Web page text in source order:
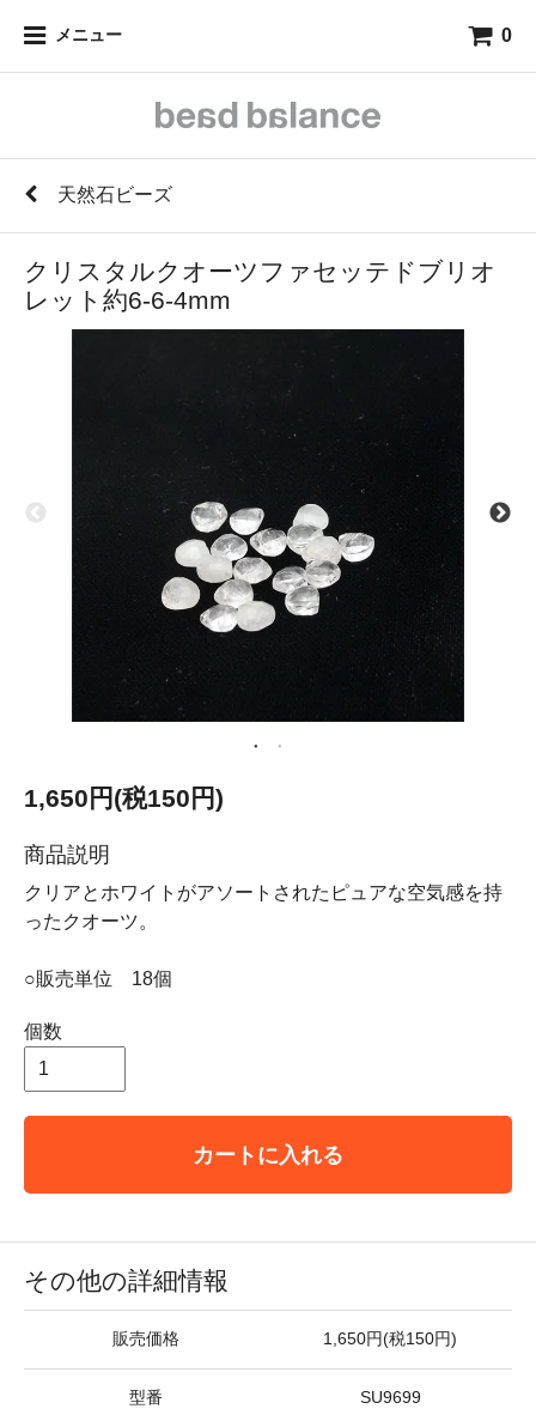
メニュー 0
天然石ビーズ
クリスタルクオーツファセッテドブリオ
レット約6-6-4mm
1,650円(税150円)
商品説明
クリアとホワイトがアソートされたピュアな空気感を持
ったクオーツ。
○販売単位 18個
個数
カートに入れる
その他の詳細情報
販売価格 1,650円(税150円)
型番 SU9699